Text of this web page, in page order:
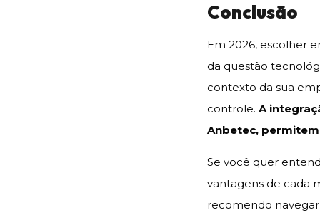
Conclusão
Em 2026, escolher
da questão
contexto da sua
controle.A
Anbetec,
Se você quer
vantagens de cada
recomendo